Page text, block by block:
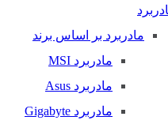
مادربرد بر اساس برند
مادربرد MSI
مادربرد Asus
مادربرد Gigabyte